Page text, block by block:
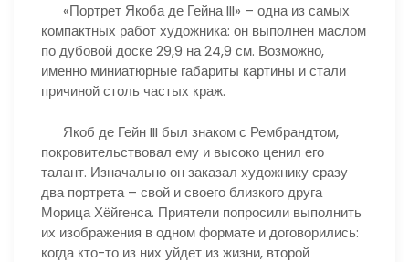
«Портрет Якоба де Гейна III» – одна из самых
компактных работ художника: он выполнен маслом
по дубовой доске 29,9 на 24,9 см. Возможно,
именно миниатюрные габариты картины и стали
причиной столь частых краж.
Якоб де Гейн III был знаком с Рембрандтом,
покровительствовал ему и высоко ценил его
талант. Изначально он заказал художнику сразу
два портрета – свой и своего близкого друга
Морица Хёйгенса. Приятели попросили выполнить
их изображения в одном формате и договорились:
когда кто-то из них уйдет из жизни, второй